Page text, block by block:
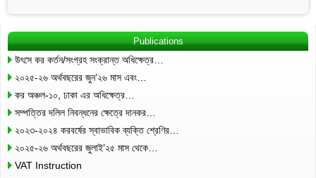
Publications
উৎসে কর কর্তন/সংগ্রহ সংক্রান্ত অধিক্ষেত্র…
২০২৫-২৬ অর্থবছরের জুন’২৬ মাস এবং…
কর অঞ্চল-১০, ঢাকা এর অধিক্ষেত্র…
সম্পত্তির দলিল নিবন্ধনের ক্ষেত্রে দানকর…
২০২৩-২০২৪ করবর্ষের স্বাভাবিক ব্যক্তি শ্রেণির…
২০২৫-২৬ অর্থবছরের জুলাই’২৫ মাস থেকে…
VAT Instruction